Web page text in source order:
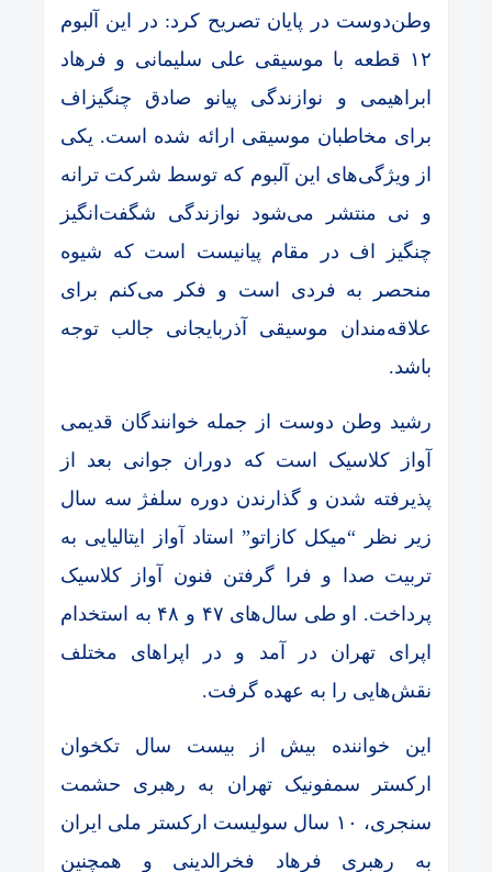
وطن‌دوست در پایان تصریح کرد: در این آلبوم
۱۲ قطعه با موسیقی علی سلیمانی و فرهاد
ابراهیمی و نوازندگی پیانو صادق چنگیزاف
برای مخاطبان موسیقی ارائه شده است. یکی
از ویژگی‌های این آلبوم که توسط شرکت ترانه
و نی منتشر می‌شود نوازندگی شگفت‌انگیز
چنگیز اف در مقام پیانیست است که شیوه
منحصر به فردی است و فکر می‌کنم برای
علاقه‌مندان موسیقی آذربایجانی جالب توجه
باشد.
رشید وطن دوست از جمله خوانندگان قدیمی
آواز کلاسیک است که دوران جوانی بعد از
پذیرفته شدن و گذارندن دوره سلفژ سه سال
زیر نظر “میکل کازاتو” استاد آواز ایتالیایی به
تربیت صدا و فرا گرفتن فنون آواز کلاسیک
پرداخت. او طی سال‌های ۴۷ و ۴۸ به استخدام
اپرای تهران در آمد و در اپراهای مختلف
نقش‌هایی را به عهده گرفت.
این خواننده بیش از بیست سال تکخوان
ارکستر سمفونیک تهران به رهبری حشمت
سنجری، ۱۰ سال سولیست ارکستر ملی ایران
به رهبری فرهاد فخرالدینی و همچنین